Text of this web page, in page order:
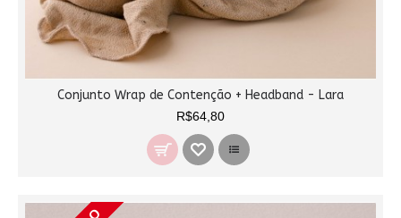
Conjunto Wrap de Contenção + Headband - Lara
R$64,80